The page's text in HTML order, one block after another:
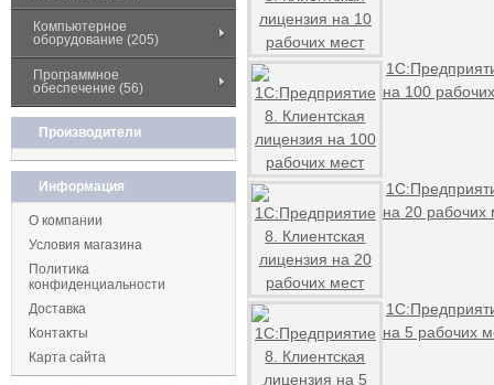
Компьютерное
оборудование (205)
Программное
обеспечение (56)
Производители
Информация
О компании
Условия магазина
Политика
конфиденциальности
Доставка
Контакты
Карта сайта
на 100
на 20 рабочих
на 5 рабочих